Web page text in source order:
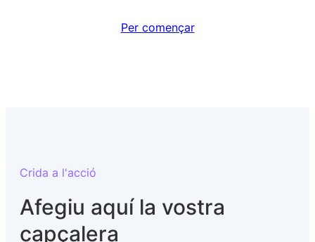
Per començar
Crida a l'acció
Afegiu aquí la vostra
capçalera